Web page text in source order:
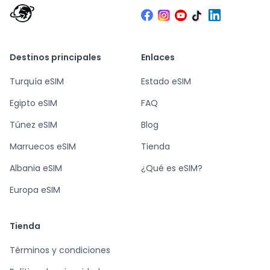
Destinos principales
Turquía eSIM
Egipto eSIM
Túnez eSIM
Marruecos eSIM
Albania eSIM
Europa eSIM
Enlaces
Estado eSIM
FAQ
Blog
Tienda
¿Qué es eSIM?
Tienda
Términos y condiciones